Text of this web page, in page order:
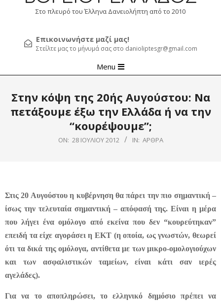
Στο πλευρό του Έλληνα Δανειολήπτη από το 2010
Επικοινωνήστε μαζί μας!
Στείλτε μας το μήνυμά σας στο danioliptesgr@gmail.com
Navigation
Menu
Στην κόψη της 20ής Αυγούστου: Να
πετάξουμε έξω την Ελλάδα ή να την
“κουρέψουμε”;
ON: 28 ΙΟΥΛΊΟΥ 2012 IN: ΆΡΘΡΑ
Στις 20 Αυγούστου η κυβέρνηση θα πάρει την πιο σημαντική –
ίσως την τελευταία σημαντική – απόφασή της. Είναι η μέρα
που λήγει ένα ομόλογο από εκείνα που δεν “κουρεύτηκαν”
επειδή τα είχε αγοράσει η ΕΚΤ (η οποία, ως γνωστών, θεωρεί
ότι τα δικά της ομόλογα, αντίθετα με των μικρο-ομολογιούχων
και των ασφαλιστικών ταμείων, είναι κάτι σαν ιερές
αγελάδες).
Για να το αποπληρώσει, το ελληνικό δημόσιο πρέπει να